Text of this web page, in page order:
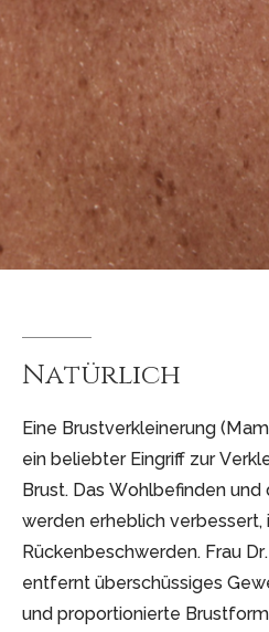
Natürlich
Eine Brustverkleinerung
ein beliebter Eingriff zur
Brust. Das Wohlbefinden
werden erheblich verbessert,
Rückenbeschwerden. Frau
entfernt überschüssiges
und proportionierte